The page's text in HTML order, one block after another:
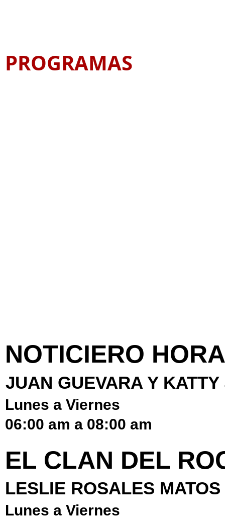
PROGRAMAS
NOTICIERO
JUAN GUEVARA Y
Lunes a Viernes
06:00 am a 08:00 am
EL CLAN DEL
LESLIE ROSALES MATOS
Lunes a Viernes